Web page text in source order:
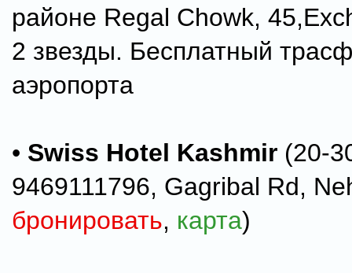
районе Regal Chowk,
2 звезды. Бесплатный
аэропорта
• Swiss Hotel Kashmir (20-
9469111796, Gagribal Rd,
бронировать, карта)